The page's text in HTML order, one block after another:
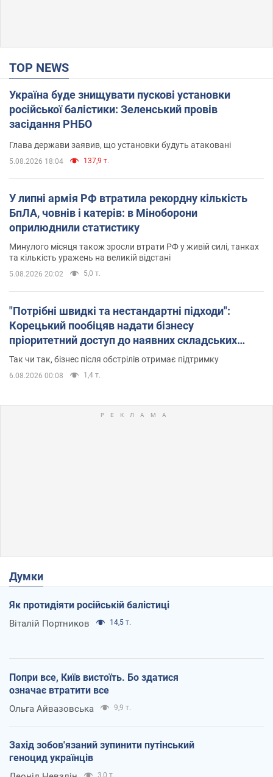
TOP NEWS
Україна буде знищувати пускові установки
російської балістики: Зеленський провів
засідання РНБО
Глава держави заявив, що установки будуть атаковані
5.08.2026 18:04 137,9 т.
У липні армія РФ втратила рекордну кількість
БпЛА, човнів і катерів: в Міноборони
оприлюднили статистику
Минулого місяця також зросли втрати РФ у живій силі, танках
та кількість уражень на великій відстані
5.08.2026 20:02 5,0 т.
"Потрібні швидкі та нестандартні підходи":
Корецький пообіцяв надати бізнесу
пріоритетний доступ до наявних складських
приміщень
Так чи так, бізнес після обстрілів отримає підтримку
6.08.2026 00:08 1,4 т.
Думки
Як протидіяти російській балістиці
Віталій Портников 14,5 т.
Попри все, Київ вистоїть. Бо здатися
означає втратити все
Ольга Айвазовська 9,9 т.
Захід зобов'язаний зупинити путінський
геноцид українців
3,0 т.